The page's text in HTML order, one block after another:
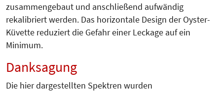
zusammengebaut und anschließend aufwändig
rekalibriert werden. Das horizontale Design der Oyster-
Küvette reduziert die Gefahr einer Leckage auf ein
Minimum.
Danksagung
Die hier dargestellten Spektren wurden